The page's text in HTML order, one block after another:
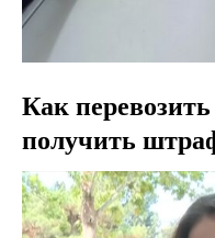
Как
получить